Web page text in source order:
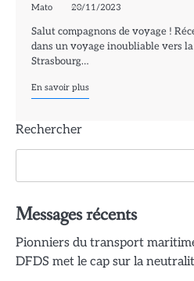
Mato 20/11/2023
Salut compagnons de voyage !
dans un voyage inoubliable vers
Strasbourg…
En savoir plus
Rechercher
Messages récents
Pionniers du transport
DFDS met le cap sur la